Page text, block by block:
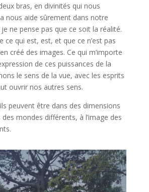
bras, en divinités qui nous
nous aide sûrement dans notre
ne pense pas que ce soit la réalité.
ce qui est, est, et que ce n’est pas
créé des images. Ce qui m’importe
de ces puissances de la
le sens de la vue, avec les esprits
ouvrir nos autres sens.
peuvent être dans des dimensions
mondes différents, à l’image des